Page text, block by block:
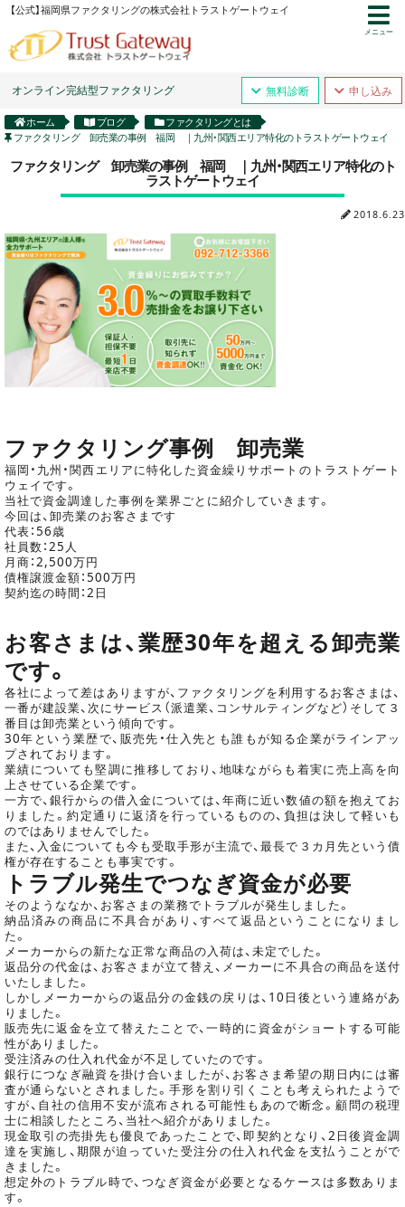
【公式】福岡県ファクタリングの株式会社トラストゲートウェイ
オンライン完結型ファクタリング 無料診断 申し込み
メニュー
ホーム ブログ
ファクタリングとは
ファクタリング 卸売業の事例 福岡 ｜九州・関西エリア特化のトラストゲートウェイ
ファクタリング 卸売業の事例 福岡 ｜九州・関西エリア特化のト
ラストゲートウェイ
2018.6.23
ファクタリング事例 卸売業
福岡・九州・関西エリアに特化した資金繰りサポートのトラストゲート
ウェイです。
当社で資金調達した事例を業界ごとに紹介していきます。
今回は、卸売業のお客さまです
代表：56歳
社員数：25人
月商：2,500万円
債権譲渡金額：500万円
契約迄の時間：2日
お客さまは、業歴30年を超える卸売業
です。
各社によって差はありますが、ファクタリングを利用するお客さまは、
一番が建設業、次にサービス（派遣業、コンサルティングなど）そして３
番目は卸売業という傾向です。
30年という業歴で、販売先・仕入先とも誰もが知る企業がラインアッ
プされております。
業績についても堅調に推移しており、地味ながらも着実に売上高を向
上させている企業です。
一方で、銀行からの借入金については、年商に近い数値の額を抱えてお
りました。約定通りに返済を行っているものの、負担は決して軽いも
のではありませんでした。
また、入金についても今も受取手形が主流で、最長で３カ月先という債
権が存在することも事実です。
トラブル発生でつなぎ資金が必要
そのようななか、お客さまの業務でトラブルが発生しました。
納品済みの商品に不具合があり、すべて返品ということになりまし
た。
メーカーからの新たな正常な商品の入荷は、未定でした。
返品分の代金は、お客さまが立て替え、メーカーに不具合の商品を送付
いたしました。
しかしメーカーからの返品分の金銭の戻りは、10日後という連絡があ
りました。
販売先に返金を立て替えたことで、一時的に資金がショートする可能
性がありました。
受注済みの仕入れ代金が不足していたのです。
銀行につなぎ融資を掛け合いましたが、お客さま希望の期日内には審
査が通らないとされました。手形を割り引くことも考えられたようで
すが、自社の信用不安が流布される可能性もあので断念。顧問の税理
士に相談したところ、当社へ紹介がありました。
現金取引の売掛先も優良であったことで、即契約となり、2日後資金調
達を実施し、期限が迫っていた受注分の仕入れ代金を支払うことがで
きました。
想定外のトラブル時で、つなぎ資金が必要となるケースは多数ありま
す。